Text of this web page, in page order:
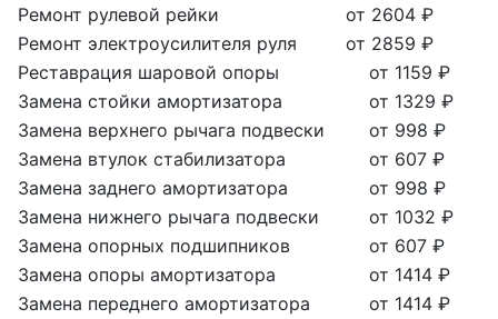
Ремонт рулевой рейки
от 2604 ₽
Ремонт электроусилителя руля
от 2859 ₽
Реставрация шаровой опоры
от 1159 ₽
Замена стойки амортизатора
от 1329 ₽
Замена верхнего рычага подвески
от 998 ₽
Замена втулок стабилизатора
от 607 ₽
Замена заднего амортизатора
от 998 ₽
Замена нижнего рычага подвески
от 1032 ₽
Замена опорных подшипников
от 607 ₽
Замена опоры амортизатора
от 1414 ₽
Замена переднего амортизатора
от 1414 ₽